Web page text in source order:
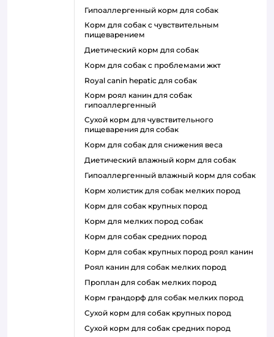
гипоаллергенный корм для собак
корм для собак с чувствительным
пищеварением
диетический корм для собак
корм для собак с проблемами жкт
royal canin hepatic для собак
корм роял канин для собак
гипоаллергенный
сухой корм для чувствительного
пищеварения для собак
корм для собак для снижения веса
диетический влажный корм для собак
гипоаллергенный влажный корм для собак
корм холистик для собак мелких пород
корм для собак крупных пород
корм для мелких пород собак
корм для собак средних пород
корм для собак крупных пород роял канин
роял канин для собак мелких пород
проплан для собак мелких пород
корм грандорф для собак мелких пород
сухой корм для собак крупных пород
сухой корм для собак средних пород